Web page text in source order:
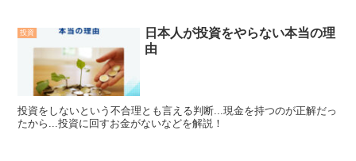
投資
日本人が投資をやらない本当の理
由
投資をしないという不合理とも言える判断...現金を持つのが正解だっ
たから...投資に回すお金がないなどを解説！